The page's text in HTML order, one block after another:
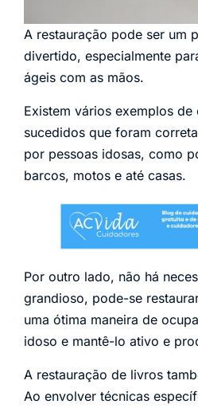
A restauração pode ser um
divertido, especialmente
ágeis com as mãos.
Existem vários exemplos
sucedidos que foram
por pessoas idosas, como
barcos, motos e até casas.
Por outro lado, não há
grandioso, pode-se
uma ótima maneira de
idoso e mantê-lo ativo e
A restauração de livros
Ao envolver técnicas